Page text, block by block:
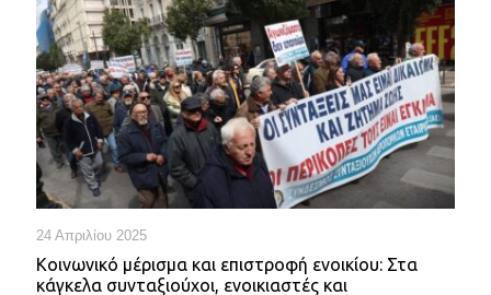
24 Απριλίου 2025
Κοινωνικό μέρισμα και επιστροφή ενοικίου: Στα
κάγκελα συνταξιούχοι, ενοικιαστές και